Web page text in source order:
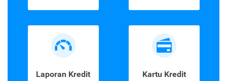
Laporan Kredit Kartu Kredit